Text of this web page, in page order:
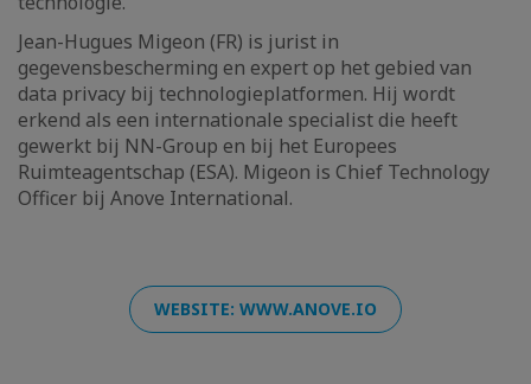
Jean-Hugues Migeon (FR) is jurist in
gegevensbescherming en expert op het gebied van
data privacy bij technologieplatformen. Hij wordt
erkend als een internationale specialist die heeft
gewerkt bij NN-Group en bij het Europees
Ruimteagentschap (ESA). Migeon is Chief Technology
Officer bij Anove International.
WEBSITE: WWW.ANOVE.IO